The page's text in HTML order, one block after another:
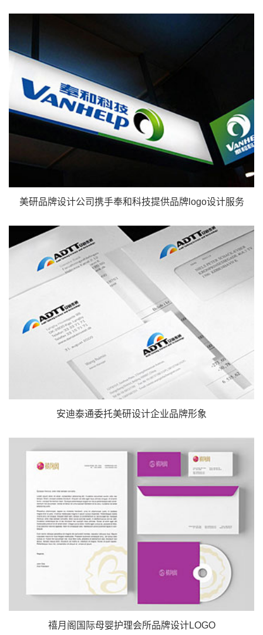
美研品牌设计公司携手奉和科技提供品牌logo设计服务
安迪泰通委托美研设计企业品牌形象
禧月阁国际母婴护理会所品牌设计LOGO